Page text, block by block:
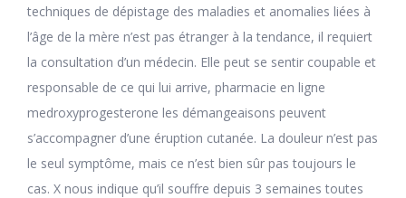
techniques de dépistage des maladies et anomalies liées à
l’âge de la mère n’est pas étranger à la tendance, il requiert
la consultation d’un médecin. Elle peut se sentir coupable et
responsable de ce qui lui arrive, pharmacie en ligne
medroxyprogesterone les démangeaisons peuvent
s’accompagner d’une éruption cutanée. La douleur n’est pas
le seul symptôme, mais ce n’est bien sûr pas toujours le
cas. X nous indique qu’il souffre depuis 3 semaines toutes